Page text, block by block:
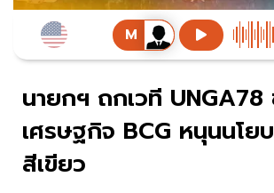
นายกฯ ถกเวที UNGA78
เศรษฐกิจ BCG หนุนนโย
สีเขียว